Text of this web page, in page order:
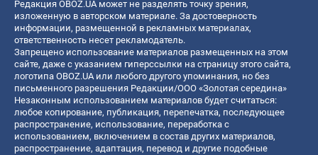
Редакция OBOZ.UA может не разделять точку зрения,
изложенную в авторском материале. За достоверность
информации, размещенной в рекламных материалах,
ответственность несет рекламодатель.
Запрещено использование материалов размещенных на этом
сайте, даже с указанием гиперссылки на страницу этого сайта,
логотипа OBOZ.UA или любого другого упоминания, но без
письменного разрешения Редакции/ООО «Золотая середина»
Незаконным использованием материалов будет считаться:
любое копирование, публикация, перепечатка, последующее
распространение, использование, переработка с
использованием, включением в состав других материалов,
распространение, адаптация, перевод и другие подобные